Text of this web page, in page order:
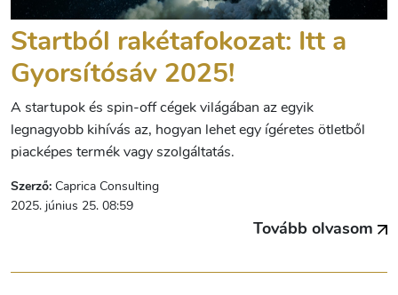
Startból rakétafokozat: Itt a
Gyorsítósáv 2025!
A startupok és spin-off cégek világában az egyik
legnagyobb kihívás az, hogyan lehet egy ígéretes ötletből
piacképes termék vagy szolgáltatás.
Szerző: Caprica Consulting
2025. június 25. 08:59
Tovább olvasom